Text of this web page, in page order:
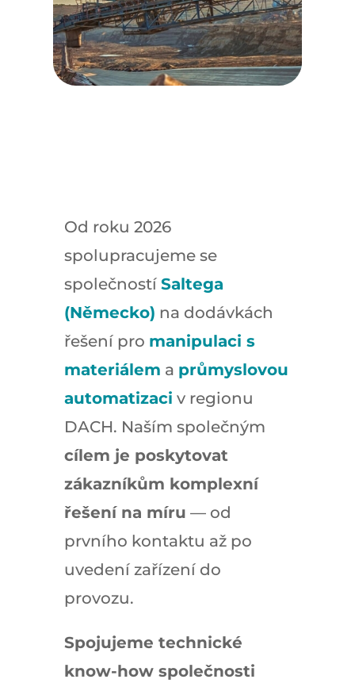
Od roku 2026
spolupracujeme se
společností Saltega
(Německo) na dodávkách
řešení pro manipulaci s
materiálem a průmyslovou
automatizaci v regionu
DACH. Naším společným
cílem je poskytovat
zákazníkům komplexní
řešení na míru — od
prvního kontaktu až po
uvedení zařízení do
provozu.
Spojujeme technické
know-how společnosti